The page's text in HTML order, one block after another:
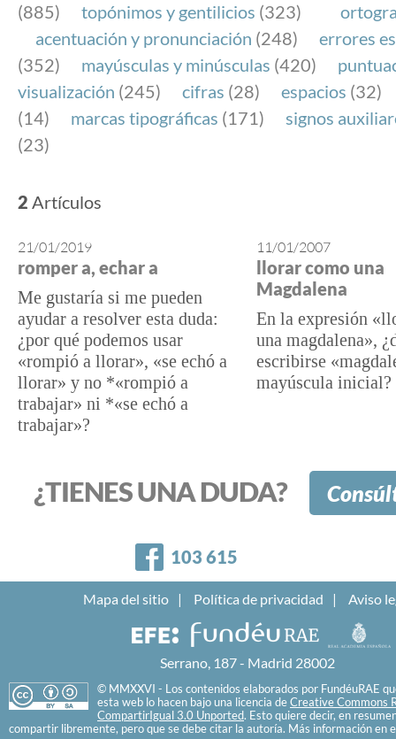
(885)
topónimos y gentilicios (323)
acentuación y pronunciación (248)
errores
(352)
mayúsculas y minúsculas (420)
visualización (245) cifras (28) espacios (32)
(14)
marcas tipográficas (171)
signos
(23)
2 Artículos
21/01/2019
romper a, echar a
Me gustaría si me pueden
ayudar a resolver esta duda:
¿por qué podemos usar
«rompió a llorar», «se echó a
llorar» y no *«rompió a
trabajar» ni *«se echó a
trabajar»?
11/01/2007
llorar como una
Magdalena
En la expresión
una magdalena»,
escribirse
mayúscula inicial?
¿TIENES UNA DUDA?
Facebook
103 615
Mapa del sitio Política de privacidad Aviso
Serrano, 187 - Madrid 28002
© MMXXVI - Los contenidos elaborados por FundéuRAE
esta web lo hacen bajo una licencia de Creative Commons
CompartirIgual 3.0 Unported. Esto quiere decir, en
compartir libremente, pero que se debe citar la autoría. Más información en